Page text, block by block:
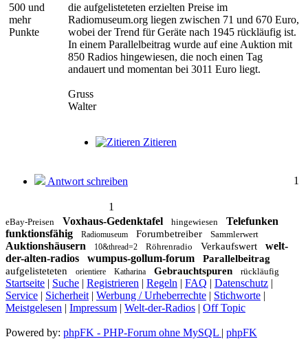
500 und
mehr
Punkte
die aufgelisteteten erzielten Preise im
Radiomuseum.org liegen zwischen 71 und 670 Euro,
wobei der Trend für Geräte nach 1945 rückläufig ist.
In einem Parallelbeitrag wurde auf eine Auktion mit
850 Radios hingewiesen, die noch einen Tag
andauert und momentan bei 3011 Euro liegt.
Gruss
Walter
Zitieren
Antwort schreiben 1
1
eBay-Preisen Voxhaus-Gedenktafel hingewiesen
Telefunken
funktionsfähig
Radiomuseum Forumbetreiber Sammlerwert
Auktionshäusern 10&thread=2 Röhrenradio Verkaufswert
welt-
der-alten-radios
wumpus-gollum-forum
Parallelbeitrag
aufgelisteteten
orientiere Katharina Gebrauchtspuren rückläufig
Startseite | Suche | Registrieren | Regeln | FAQ | Datenschutz |
Service | Sicherheit | Werbung / Urheberrechte | Stichworte |
Meistgelesen | Impressum | Welt-der-Radios | Off Topic
Powered by: phpFK - PHP-Forum ohne MySQL | phpFK